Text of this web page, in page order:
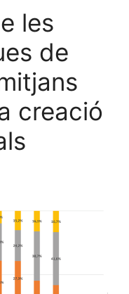
ar
te
ix
les
de
creació